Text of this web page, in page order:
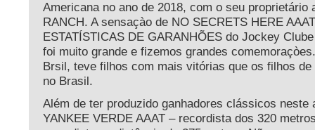
Americana no ano de 2018, com o seu proprietário
RANCH. A sensaçào de NO SECRETS HERE
ESTATÍSTICAS DE GARANHÕES do Jockey
foi muito grande e fizemos grandes
Brsil, teve filhos com mais vitórias que os filhos
no Brasil.
Além de ter produzido ganhadores clássicos
YANKEE VERDE AAAT – recordista dos 320